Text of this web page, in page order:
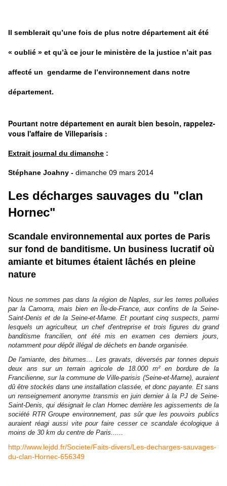
Il semblerait qu’une fois de plus notre département ait été
« oublié » et qu’à ce jour le ministère de la justice n’ait pas
affecté un gendarme de l’environnement dans notre
département.
Pourtant notre département en aurait bien besoin, rappelez-
vous l'affaire de Villeparisis :
Extrait journal du dimanche :
Stéphane Joahny - dimanche 09 mars 2014
Les décharges sauvages du "clan
Hornec"
Scandale environnemental aux portes de Paris
sur fond de banditisme. Un business lucratif où
amiante et bitumes étaient lâchés en pleine
nature
Nous ne sommes pas dans la région de Naples, sur les terres polluées
par la Camorra, mais bien en Île-de-France, aux confins de la Seine-
Saint-Denis et de la Seine-et-Marne. Et pourtant cinq suspects, parmi
lesquels un agriculteur, un chef d'entreprise et trois figures du grand
banditisme francilien, ont été mis en examen ces derniers jours,
notamment pour dépôt illégal de déchets en bande organisée.
De l'amiante, des bitumes… Les gravats, déversés par tonnes depuis
deux ans sur un terrain agricole de 18.000 m² en bordure de la
Francilienne, sur la commune de Ville-parisis (Seine-et-Marne), auraient
dû être stockés dans une installation classée, et donc payante. Et sans
un renseignement anonyme transmis en juin dernier à la PJ de Seine-
Saint-Denis, qui désignait le clan Hornec derrière les agissements de la
société RTR Groupe environnement, pas sûr que les pouvoirs publics
auraient réagi aussi vite pour faire cesser ce scandale écologique à
moins de 30 km du centre de Paris......
http://www.lejdd.fr/Societe/Faits-divers/Les-decharges-sauvages-
du-clan-Hornec-656349